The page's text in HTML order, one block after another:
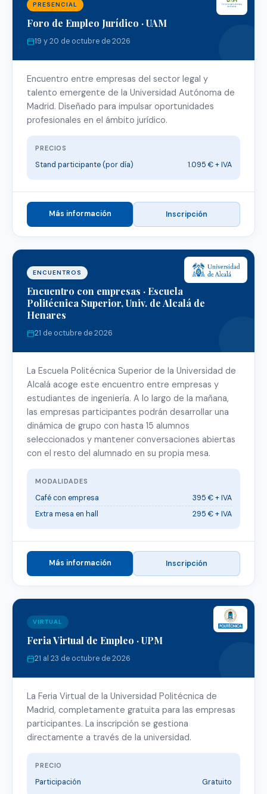
PRESENCIAL
Foro de Empleo Jurídico · UAM
19 y 20 de octubre de 2026
Encuentro entre empresas del sector legal y
talento emergente de la Universidad Autónoma de
Madrid. Diseñado para impulsar oportunidades
profesionales en el ámbito jurídico.
PRECIOS
Stand participante (por día) 1.095 € + IVA
Más información Inscripción
ENCUENTROS
Encuentro con empresas · Escuela
Politécnica Superior, Univ. de Alcalá de
Henares
21 de octubre de 2026
La Escuela Politécnica Superior de la Universidad de
Alcalá acoge este encuentro entre empresas y
estudiantes de ingeniería. A lo largo de la mañana,
las empresas participantes podrán desarrollar una
dinámica de grupo con hasta 15 alumnos
seleccionados y mantener conversaciones abiertas
con el resto del alumnado en su propia mesa.
MODALIDADES
Café con empresa
395 € + IVA
Extra mesa en hall
295 € + IVA
Más información Inscripción
VIRTUAL
Feria Virtual de Empleo · UPM
21 al 23 de octubre de 2026
La Feria Virtual de la Universidad Politécnica de
Madrid, completamente gratuita para las empresas
participantes. La inscripción se gestiona
directamente a través de la universidad.
PRECIO
Participación Gratuito